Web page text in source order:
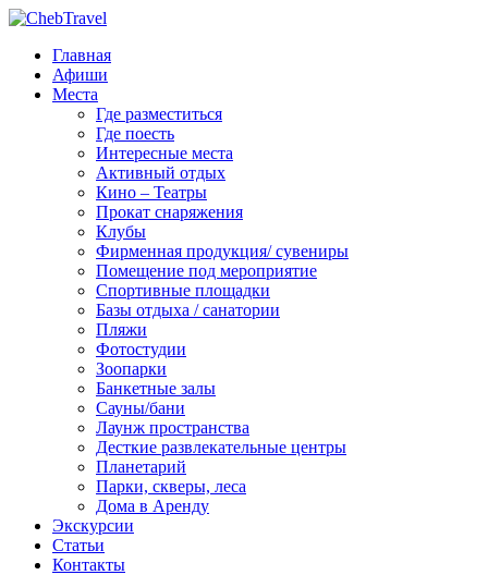
Главная
Афиши
Места
Где разместиться
Где поесть
Интересные места
Активный отдых
Кино – Театры
Прокат снаряжения
Клубы
Фирменная продукция/ сувениры
Помещение под мероприятие
Спортивные площадки
Базы отдыха / санатории
Пляжи
Фотостудии
Зоопарки
Банкетные залы
Сауны/бани
Лаунж пространства
Десткие развлекательные центры
Планетарий
Парки, скверы, леса
Дома в Аренду
Экскурсии
Статьи
Контакты